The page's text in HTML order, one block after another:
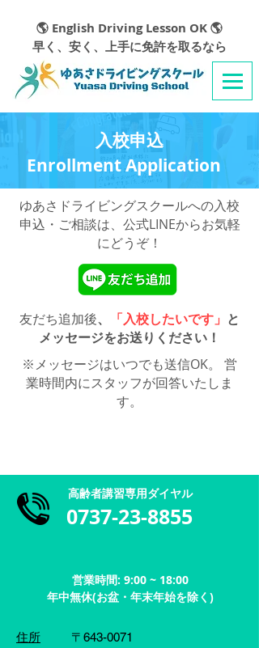
🌎 English Driving Lesson OK 🌎
早く、安く、上手に免許を取るなら
​入校申込
Enrollment Application
ゆあさドライビングスクールへの入校
申込・ご相談は、公式LINEからお気軽
にどうぞ！
友だち追加後、 「入校したいです」 と
メッセージをお送りください！
※メッセージはいつでも送信OK。 営
業時間内にスタッフが回答いたしま
す。
高齢者講習専用ダイヤル
0737-23-8855
営業時間: 9:00 ~ 18:00
​年中無休(お盆・年末年始を除く)
住所 〒643-0071